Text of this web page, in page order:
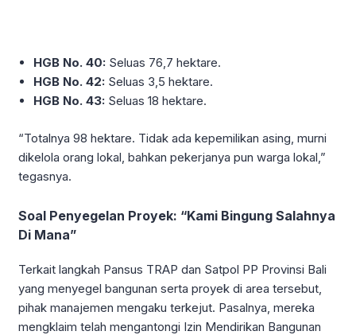
HGB No. 40: Seluas 76,7 hektare.
HGB No. 42: Seluas 3,5 hektare.
HGB No. 43: Seluas 18 hektare.
“Totalnya 98 hektare. Tidak ada kepemilikan asing, murni
dikelola orang lokal, bahkan pekerjanya pun warga lokal,”
tegasnya.
Soal Penyegelan Proyek: “Kami Bingung Salahnya
Di Mana”
Terkait langkah Pansus TRAP dan Satpol PP Provinsi Bali
yang menyegel bangunan serta proyek di area tersebut,
pihak manajemen mengaku terkejut. Pasalnya, mereka
mengklaim telah mengantongi Izin Mendirikan Bangunan